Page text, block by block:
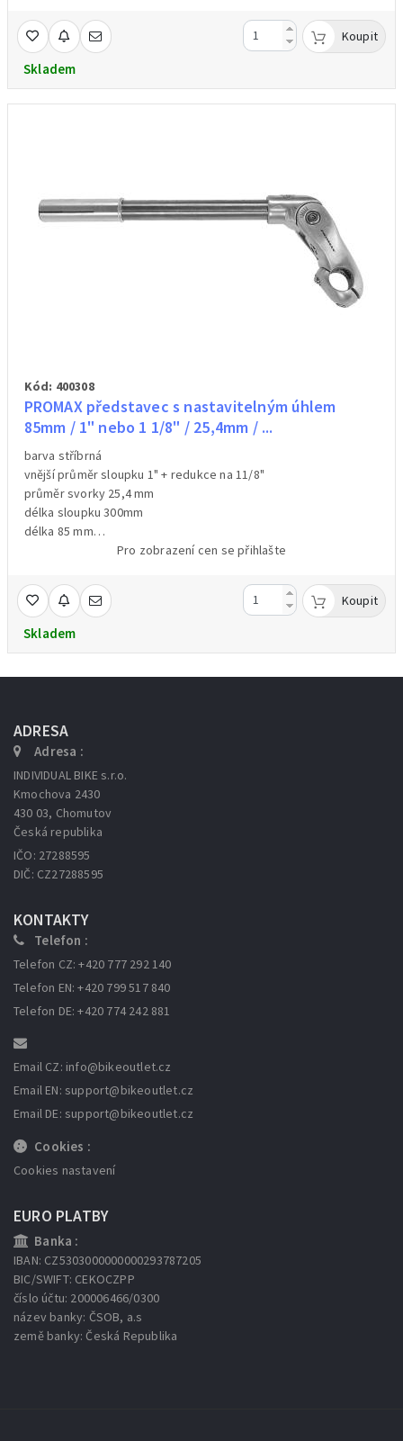
hmotnost:700g
Skladem
Koupit
Kód: 400308
PROMAX představec s nastavitelným úhlem
85mm / 1" nebo 1 1/8" / 25,4mm / ...
barva stříbrná
vnější průměr sloupku 1" + redukce na 11/8"
průměr svorky 25,4 mm
délka sloupku 300mm
délka 85 mm
hmotnost:700g
Pro zobrazení cen se přihlašte
Skladem
Koupit
ADRESA
Adresa :
INDIVIDUAL BIKE s.r.o.
Kmochova 2430
430 03, Chomutov
Česká republika
IČO: 27288595
DIČ: CZ27288595
KONTAKTY
Telefon :
Telefon CZ: +420 777 292 140
Telefon EN: +420 799 517 840
Telefon DE: +420 774 242 881
Email CZ: info@bikeoutlet.cz
Email EN: support@bikeoutlet.cz
Email DE: support@bikeoutlet.cz
Cookies :
Cookies nastavení
EURO PLATBY
Banka :
IBAN: CZ5303000000000293787205
BIC/SWIFT: CEKOCZPP
číslo účtu: 200006466/0300
název banky: ČSOB, a.s
země banky: Česká Republika